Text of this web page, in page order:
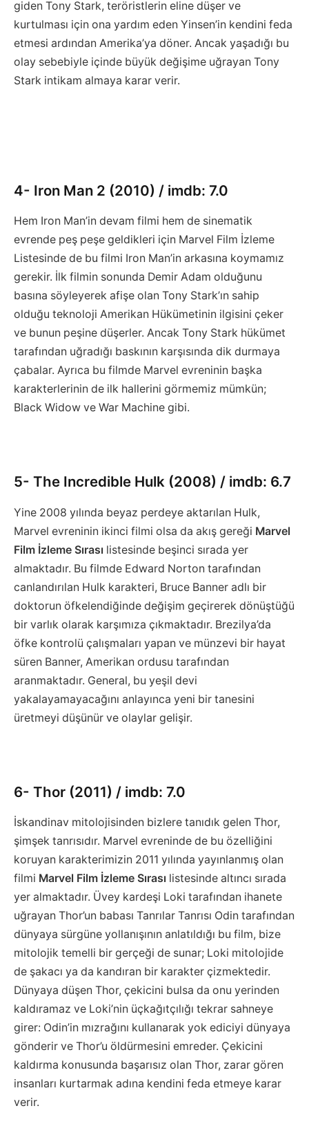
giden Tony Stark, teröristlerin eline düşer ve
kurtulması için ona yardım eden Yinsen’in kendini feda
etmesi ardından Amerika’ya döner. Ancak yaşadığı bu
olay sebebiyle içinde büyük değişime uğrayan Tony
Stark intikam almaya karar verir.
4- Iron Man 2 (2010) / imdb: 7.0
Hem Iron Man’in devam filmi hem de sinematik
evrende peş peşe geldikleri için Marvel Film İzleme
Listesinde de bu filmi Iron Man’in arkasına koymamız
gerekir. İlk filmin sonunda Demir Adam olduğunu
basına söyleyerek afişe olan Tony Stark’ın sahip
olduğu teknoloji Amerikan Hükümetinin ilgisini çeker
ve bunun peşine düşerler. Ancak Tony Stark hükümet
tarafından uğradığı baskının karşısında dik durmaya
çabalar. Ayrıca bu filmde Marvel evreninin başka
karakterlerinin de ilk hallerini görmemiz mümkün;
Black Widow ve War Machine gibi.
5- The Incredible Hulk (2008) / imdb: 6.7
Yine 2008 yılında beyaz perdeye aktarılan Hulk,
Marvel evreninin ikinci filmi olsa da akış gereği Marvel
Film İzleme Sırası listesinde beşinci sırada yer
almaktadır. Bu filmde Edward Norton tarafından
canlandırılan Hulk karakteri, Bruce Banner adlı bir
doktorun öfkelendiğinde değişim geçirerek dönüştüğü
bir varlık olarak karşımıza çıkmaktadır. Brezilya’da
öfke kontrolü çalışmaları yapan ve münzevi bir hayat
süren Banner, Amerikan ordusu tarafından
aranmaktadır. General, bu yeşil devi
yakalayamayacağını anlayınca yeni bir tanesini
üretmeyi düşünür ve olaylar gelişir.
6- Thor (2011) / imdb: 7.0
İskandinav mitolojisinden bizlere tanıdık gelen Thor,
şimşek tanrısıdır. Marvel evreninde de bu özelliğini
koruyan karakterimizin 2011 yılında yayınlanmış olan
filmi Marvel Film İzleme Sırası listesinde altıncı sırada
yer almaktadır. Üvey kardeşi Loki tarafından ihanete
uğrayan Thor’un babası Tanrılar Tanrısı Odin tarafından
dünyaya sürgüne yollanışının anlatıldığı bu film, bize
mitolojik temelli bir gerçeği de sunar; Loki mitolojide
de şakacı ya da kandıran bir karakter çizmektedir.
Dünyaya düşen Thor, çekicini bulsa da onu yerinden
kaldıramaz ve Loki’nin üçkağıtçılığı tekrar sahneye
girer: Odin’in mızrağını kullanarak yok ediciyi dünyaya
gönderir ve Thor’u öldürmesini emreder. Çekicini
kaldırma konusunda başarısız olan Thor, zarar gören
insanları kurtarmak adına kendini feda etmeye karar
verir.